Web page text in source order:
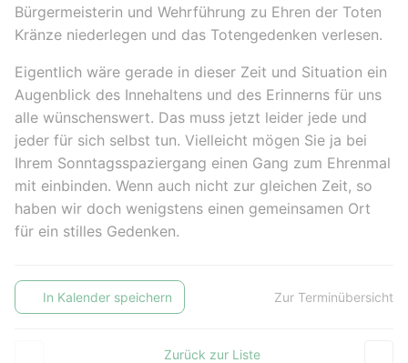
Bürgermeisterin und Wehrführung zu Ehren der Toten
Kränze niederlegen und das Totengedenken verlesen.
Eigentlich wäre gerade in dieser Zeit und Situation ein
Augenblick des Innehaltens und des Erinnerns für uns
alle wünschenswert. Das muss jetzt leider jede und
jeder für sich selbst tun. Vielleicht mögen Sie ja bei
Ihrem Sonntagsspaziergang einen Gang zum Ehrenmal
mit einbinden. Wenn auch nicht zur gleichen Zeit, so
haben wir doch wenigstens einen gemeinsamen Ort
für ein stilles Gedenken.
In Kalender speichern Zur Terminübersicht
Zurück zur Liste